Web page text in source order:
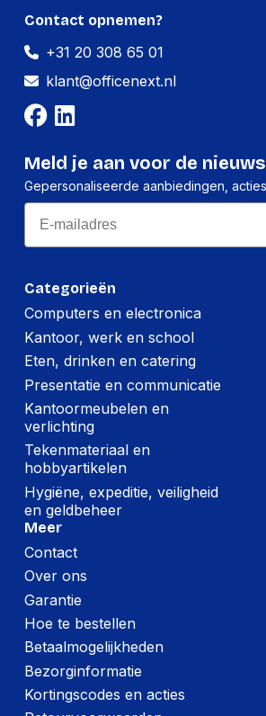
Categorieën
Computers en electronica
Kantoor, werk en school
Eten, drinken en catering
Presentatie en communicatie
Kantoormeubelen en
verlichting
Tekenmateriaal en
hobbyartikelen
Hygiëne, expeditie, veiligheid
en geldbeheer
Meer
Contact
Over ons
Garantie
Hoe te bestellen
Betaalmogelijkheden
Bezorginformatie
Kortingscodes en acties
Contact opnemen?
+31 20 308 65 01
klant@officenext.nl
Meld je aan voor de
Gepersonaliseerde aanbiedingen,
Email